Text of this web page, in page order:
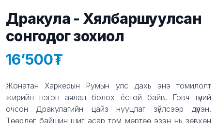
Дракула - Хялбаршуулсан
сонгодог зохиол
Product information
16’500
Description
Жонатан Харкерын Румын улс дахь энэ томилолт
жирийн нэгэн аялал болох ёстой байв. Гэвч түүний
очсон Дракулагийн цайз нууцлаг зүйлсээр дүүрэн.
Төөрдөг байшин шиг асар том мөртөө эзэн нь зөвхөн